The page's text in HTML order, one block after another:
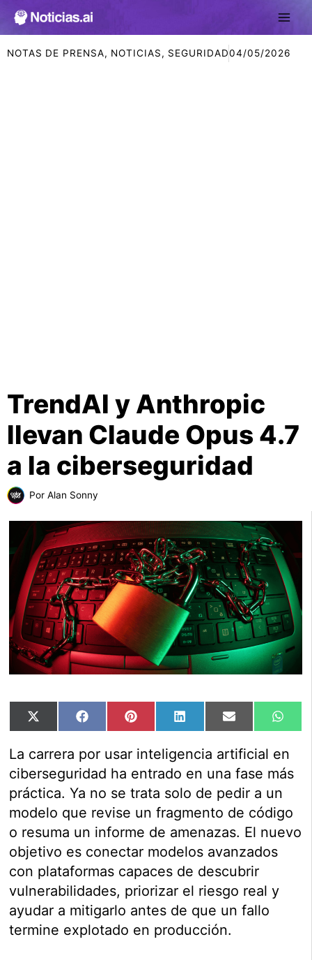
NOTAS DE PRENSA, NOTICIAS, SEGURIDAD04/05/2026
TrendAI y Anthropic
llevan Claude Opus 4.7
a la ciberseguridad
Por Alan Sonny
Compartir
en
X
Compartir
en
FacebookCompartir
en
PinterestCompartir
en
LinkedInCompartir
en
Email
en
La carrera por usar inteligencia artificial en
ciberseguridad ha entrado en una fase más
práctica. Ya no se trata solo de pedir a un
modelo que revise un fragmento de código
o resuma un informe de amenazas. El nuevo
objetivo es conectar modelos avanzados
con plataformas capaces de descubrir
vulnerabilidades, priorizar el riesgo real y
ayudar a mitigarlo antes de que un fallo
termine explotado en producción.